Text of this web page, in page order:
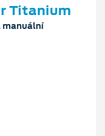
Titanium
manuální